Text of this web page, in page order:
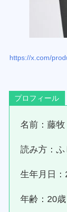
https://x.com/
プロフィール
名前：藤
読み方：ふ
生年月日
年齢：20歳